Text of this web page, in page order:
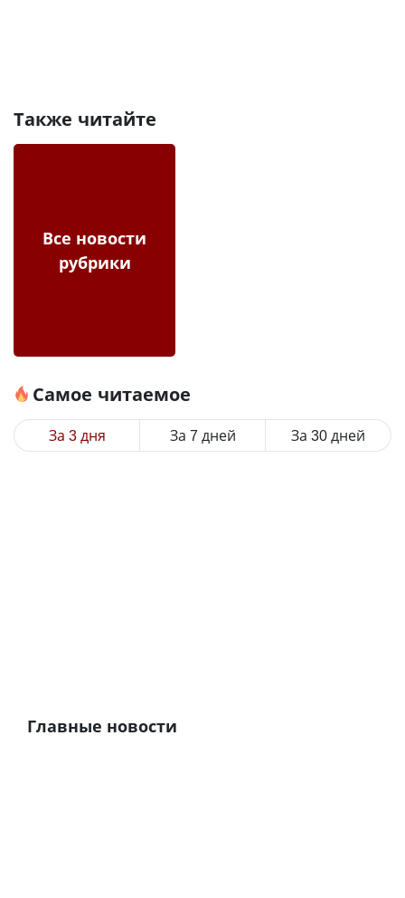
Также читайте
Все новости
рубрики
Самое читаемое
За 3 дня За 7 дней За 30 дней
Главные новости